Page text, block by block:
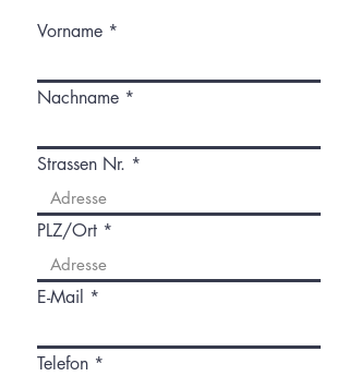
Vorname
Nachname
Strassen Nr.
PLZ/Ort
E-Mail
Telefon